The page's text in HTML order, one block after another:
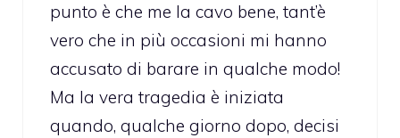
punto è che me la cavo bene, tant’è
vero che in più occasioni mi hanno
accusato di barare in qualche modo!
Ma la vera tragedia è iniziata
quando, qualche giorno dopo, decisi